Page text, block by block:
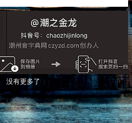
没有更多了